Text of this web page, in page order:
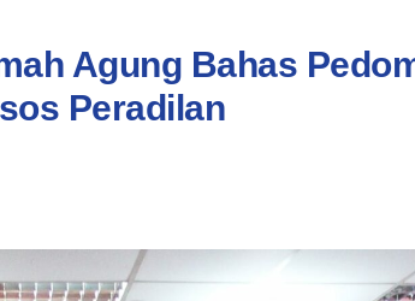
Agung Bahas
Peradilan